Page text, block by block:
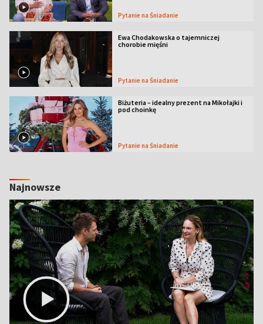
Pytanie na Śniadanie
Ewa Chodakowska o tajemniczej
chorobie mięśni
Pytanie na Śniadanie
Biżuteria – idealny prezent na Mikołajki i
pod choinkę
Pytanie na Śniadanie
Najnowsze